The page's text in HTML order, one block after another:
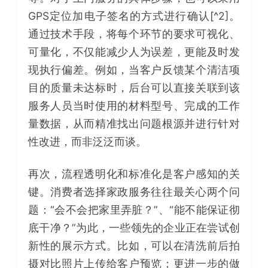
GPS定位加电子签名的方式进行确认[^2]。
通过技术手段，将每个环节的要求可视化、
可量化，不仅能减少人为误差，更能及时发
现执行偏差。例如，当客户反馈某个清洁项
目的质量未达标时，后台可以直接关联到该
服务人员当时使用的材料型号、完成的工作
量数据，从而精准找出问题根源并进行针对
性改进，而非泛泛而谈。
再次，流程透明化和标准化是客户感知的关
键。消费者选择家政服务往往最关心两个问
题：“会不会把家里弄脏？”、“能不能保证彻
底干净？”为此，一些领先的企业正在尝试创
新性的展示方式。比如，可以在清洗前后拍
摄对比照片上传给客户预览；更进一步的做